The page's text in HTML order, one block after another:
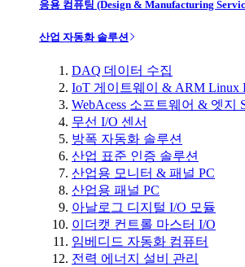
응용 컴퓨팅 (Design & Manufacturing
산업 자동화 솔루션
DAQ 데이터 수집
IoT 게이트웨이 & ARM Linux
WebAcess 소프트웨어 & 엣지
무선 I/O 센서
방폭 자동화 솔루션
산업 표준 인증 솔루션
산업용 모니터 & 패널 PC
산업용 패널 PC
아날로그 디지털 I/O 모듈
이더캣 컨트롤 마스터 I/O
임베디드 자동화 컴퓨터
전력 에너지 설비 관리